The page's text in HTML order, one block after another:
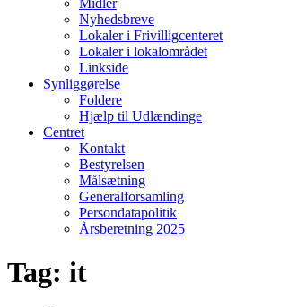
Midler
Nyhedsbreve
Lokaler i Frivilligcenteret
Lokaler i lokalområdet
Linkside
Synliggørelse
Foldere
Hjælp til Udlændinge
Centret
Kontakt
Bestyrelsen
Målsætning
Generalforsamling
Persondatapolitik
Årsberetning 2025
Tag: it